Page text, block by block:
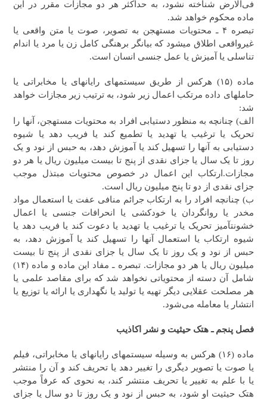
فی‌الارض شناخته نشود، به حداکثر هر دو مجازات مقرر در این
ماده محکوم خواهد شد.
تبصره ۴ ـ محتویات مستهجن به تصویر، صوت یا متن واقعی یا
غیرواقعی اطلاق می‎شود که بیانگر برهنگی کامل زن یا مرد یا اندام
تناسلی یا آمیزش یا عمل جنسی انسان است.
ماده (۱۵) هرکس از طریق سیستم‎های رایانه‎ای یا مخابراتی یا
حامل‎های داده مرتکب اعمال زیر شود، به ترتیب زیر مجازات خواهد
شد:
الف) چنانچه به منظور دستیابی افراد به محتویات مستهجن، آنها را
تحریک یا ترغیب یا تهدید یا تطمیع کند یا فریب دهد یا شیوه
دستیابی به آنها را تسهیل کند یا آموزش دهد، به حبس از نود و یک
روز تا یک سال یا جزای نقدی از پنج تا بیست میلیون ریال یا هر دو
مجازات.ارتکاب این اعمال در خصوص محتویات مبتذل موجب
جزای نقدی از دو تا پنج میلیون ریال است.
ب) چنانچه افراد را به ارتکاب جرائم منافی عفت یا استعمال مواد
مخدر یا روان‎گردان یا خودکشی یا انحرافات جنسی یا اعمال
خشونت‎آمیز تحریک یا ترغیب یا تهدید یا دعوت کند یا فریب دهد یا
شیوه ارتکاب یا استعمال آنها را تسهیل کند یا آموزش دهد، به
حبس از نود و یک روز تا یک سال یا جزای نقدی از پنج تا بیست
میلیون ریال یا هر دو مجازات. تبصره ـ مفاد این ماده و ماده (۱۴)
شامل آن دسته از محتویاتی نخواهد شد که برای مقاصد علمی یا
هر مصلحت عقلایی دیگر تهیه یا تولید یا نگهداری یا ارائه یا توزیع یا
انتشار یا معامله می‌شود.
فصل پنجم ـ هتک حیثیت و نشر اکاذیب
‎‎‎ماده (۱۶) هرکس به وسیله سیستم‎های رایانه‎ای یا مخابراتی،‌ فیلم
یا صوت یا تصویر دیگری را تغییر دهد یا تحریف کند و آن را منتشر
یا با علم به تغییر یا تحریف منتشر کند، به نحوی که عرفاً موجب
هتک حیثیت او شود، به حبس از نود و یک روز تا دو سال یا جزای